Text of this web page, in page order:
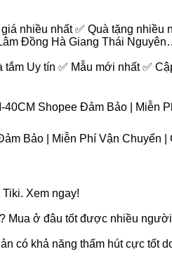
nhiều nhất ✅ Quà tặng
Đồng Hà Giang Thái
Uy tín ✅ Mẫu mới nhất ✅
Shopee Đảm Bảo | Miễn
Bảo | Miễn Phí Vận Chuyển |
Xem ngay!
Mua ở đâu tốt được nhiều
có khả năng thấm hút cực tốt